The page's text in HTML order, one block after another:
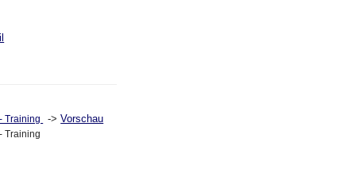
Training ->Vorschau
Training